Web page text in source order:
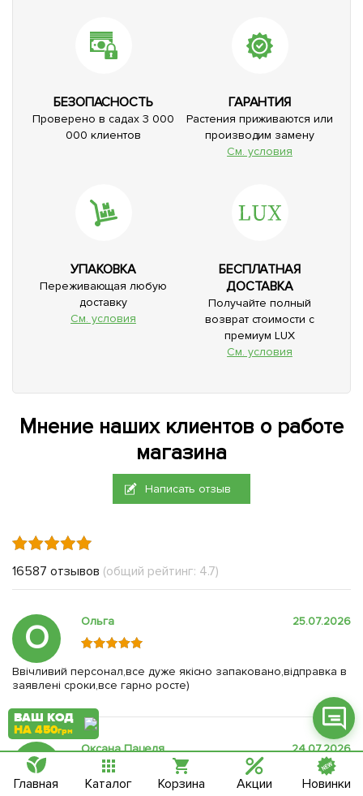
БЕЗОПАСНОСТЬ
Проверено в садах 3 000
000 клиентов
ГАРАНТИЯ
Растения приживаются или
производим замену
См. условия
УПАКОВКА
Переживающая любую
доставку
См. условия
БЕСПЛАТНАЯ
ДОСТАВКА
Получайте полный
возврат стоимости с
премиум LUX
См. условия
Мнение наших клиентов о работе
магазина
Написать отзыв
16587 отзывов (общий рейтинг: 4.7)
О Ольга 25.07.2026
Ввічливий персонал,все дуже якісно запаковано,відправка в
заявлені сроки,все гарно росте)
О Оксана Пацеля 24.07.2026
Вайбер
Інстаграм
ВАШ КОД
НА 450грн
Главная Каталог Корзина Акции Новинки